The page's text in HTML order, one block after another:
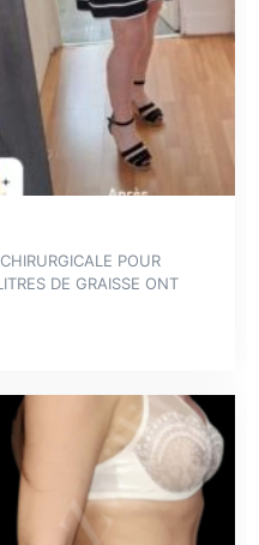
POUR
DE GRAISSE ONT